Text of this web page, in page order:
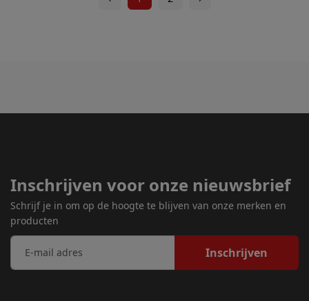
Inschrijven voor onze nieuwsbrief
Schrijf je in om op de hoogte te blijven van onze merken en
producten
Inschrijven